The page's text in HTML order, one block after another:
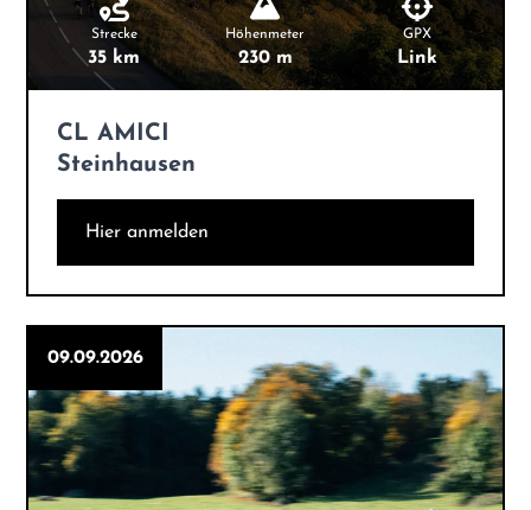
Strecke
35 km
Höhenmeter
230 m
GPX
Link
CL AMICI
Steinhausen
Hier anmelden
09.09.2026